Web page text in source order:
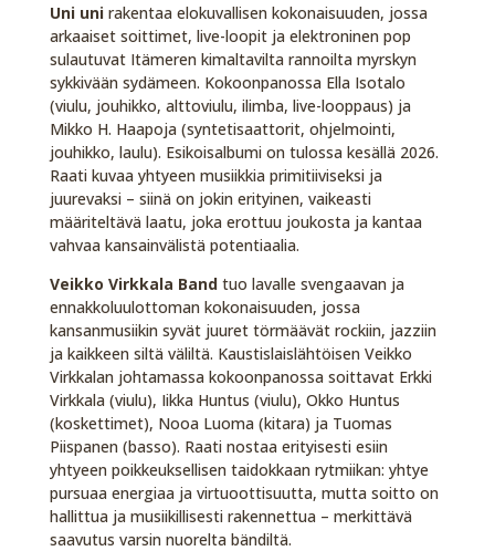
Uni uni rakentaa elokuvallisen kokonaisuuden, jossa
arkaaiset soittimet, live-loopit ja elektroninen pop
sulautuvat Itämeren kimaltavilta rannoilta myrskyn
sykkivään sydämeen. Kokoonpanossa Ella Isotalo
(viulu, jouhikko, alttoviulu, ilimba, live-looppaus) ja
Mikko H. Haapoja (syntetisaattorit, ohjelmointi,
jouhikko, laulu). Esikoisalbumi on tulossa kesällä 2026.
Raati kuvaa yhtyeen musiikkia primitiiviseksi ja
juurevaksi – siinä on jokin erityinen, vaikeasti
määriteltävä laatu, joka erottuu joukosta ja kantaa
vahvaa kansainvälistä potentiaalia.
Veikko Virkkala Bandtuo lavalle svengaavan ja
ennakkoluulottoman kokonaisuuden, jossa
kansanmusiikin syvät juuret törmäävät rockiin, jazziin
ja kaikkeen siltä väliltä. Kaustislaislähtöisen Veikko
Virkkalan johtamassa kokoonpanossa soittavat Erkki
Virkkala (viulu), Iikka Huntus (viulu), Okko Huntus
(koskettimet), Nooa Luoma (kitara) ja Tuomas
Piispanen (basso). Raati nostaa erityisesti esiin
yhtyeen poikkeuksellisen taidokkaan rytmiikan: yhtye
pursuaa energiaa ja virtuoottisuutta, mutta soitto on
hallittua ja musiikillisesti rakennettua – merkittävä
saavutus varsin nuorelta bändiltä.